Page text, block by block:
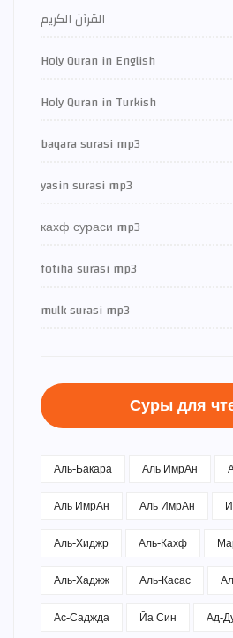
القرآن الكريم
Holy Quran in English
Holy Quran in Turkish
baqara surasi mp3
yasin surasi mp3
кахф сураси mp3
fotiha surasi mp3
mulk surasi mp3
Суры для
Аль-Бакара Аль ИмрАн
Аль ИмрАн
Аль ИмрАн
Аль-Хиджр
Аль-Кахф
Аль-Хаджж
Аль-Касас
Ас-Саджда
Йа Син Ад-